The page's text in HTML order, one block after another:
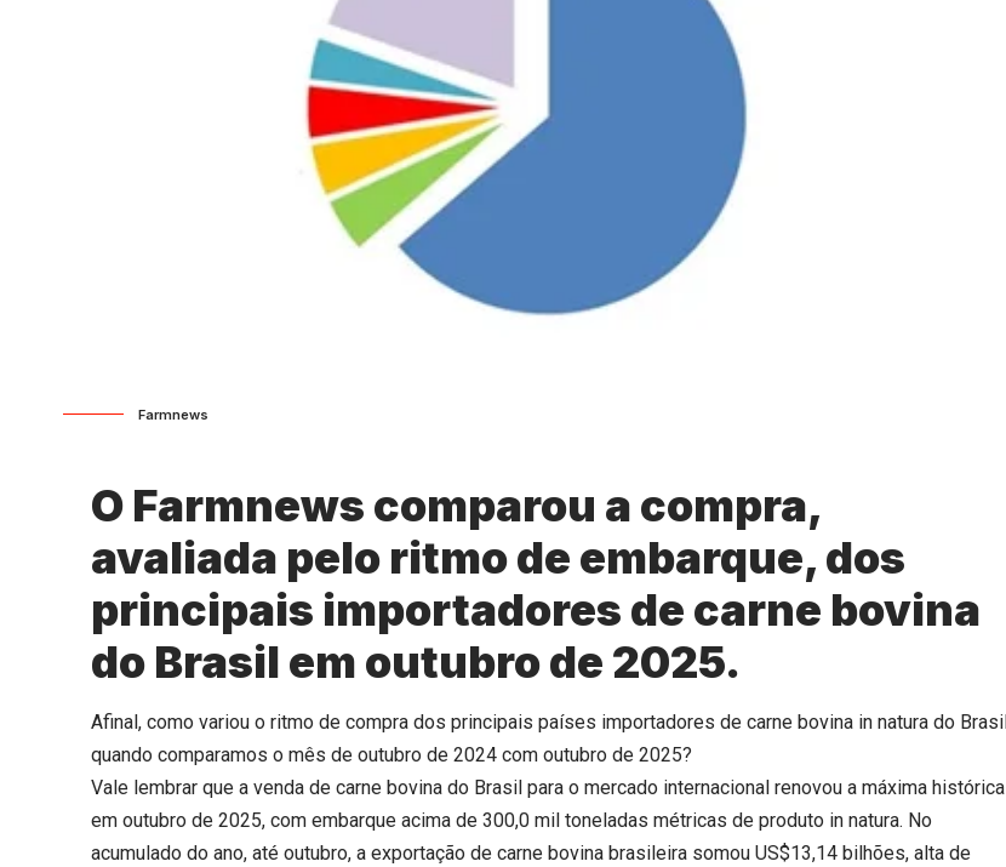
Farmnews
O Farmnews comparou a compra,
avaliada pelo ritmo de embarque, dos
principais importadores de carne bovina
do Brasil em outubro de 2025.
Afinal, como variou o ritmo de compra dos principais países importadores de carne bovina in natura do Brasil
quando comparamos o mês de outubro de 2024 com outubro de 2025?
Vale lembrar que a venda de carne bovina do Brasil para o mercado internacional renovou a máxima histórica
em outubro de 2025, com embarque acima de 300,0 mil toneladas métricas de produto in natura. No
acumulado do ano, até outubro, a exportação de carne bovina brasileira somou US$13,14 bilhões, alta de